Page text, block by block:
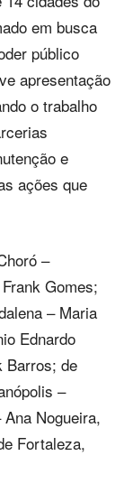
em busca
público
apresentação
o trabalho
e
ações que
–
Gomes;
– Maria
Ednardo
Barros; de
–
Nogueira,
Fortaleza,